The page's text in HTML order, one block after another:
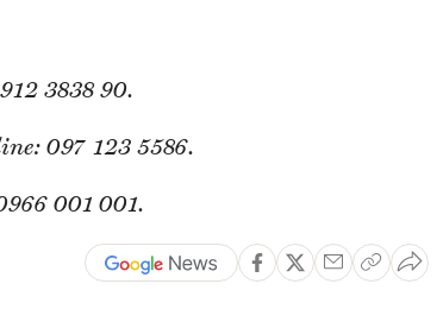
3838 90.
097 123 5586.
001 001.